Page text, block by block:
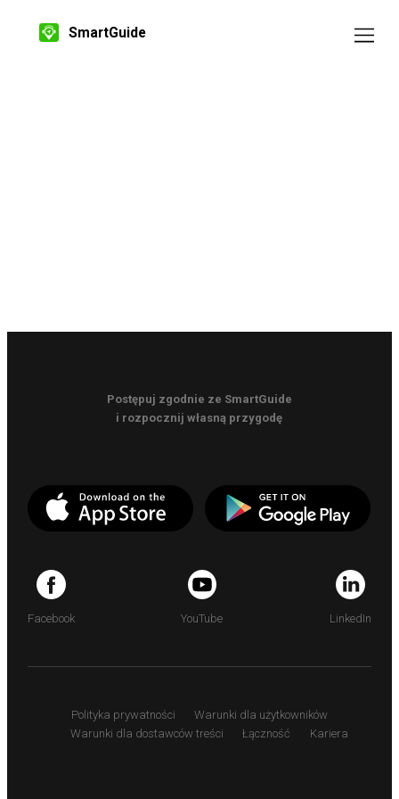
SmartGuide
Postępuj zgodnie ze SmartGuide
i rozpocznij własną przygodę
Facebook YouTube LinkedIn
Polityka prywatności
Warunki dla użytkowników
Warunki dla dostawców treści
Łączność Kariera